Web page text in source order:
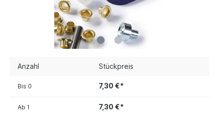
Anzahl Stückpreis
Bis 0 7,30 €*
Ab 1 7,30 €*